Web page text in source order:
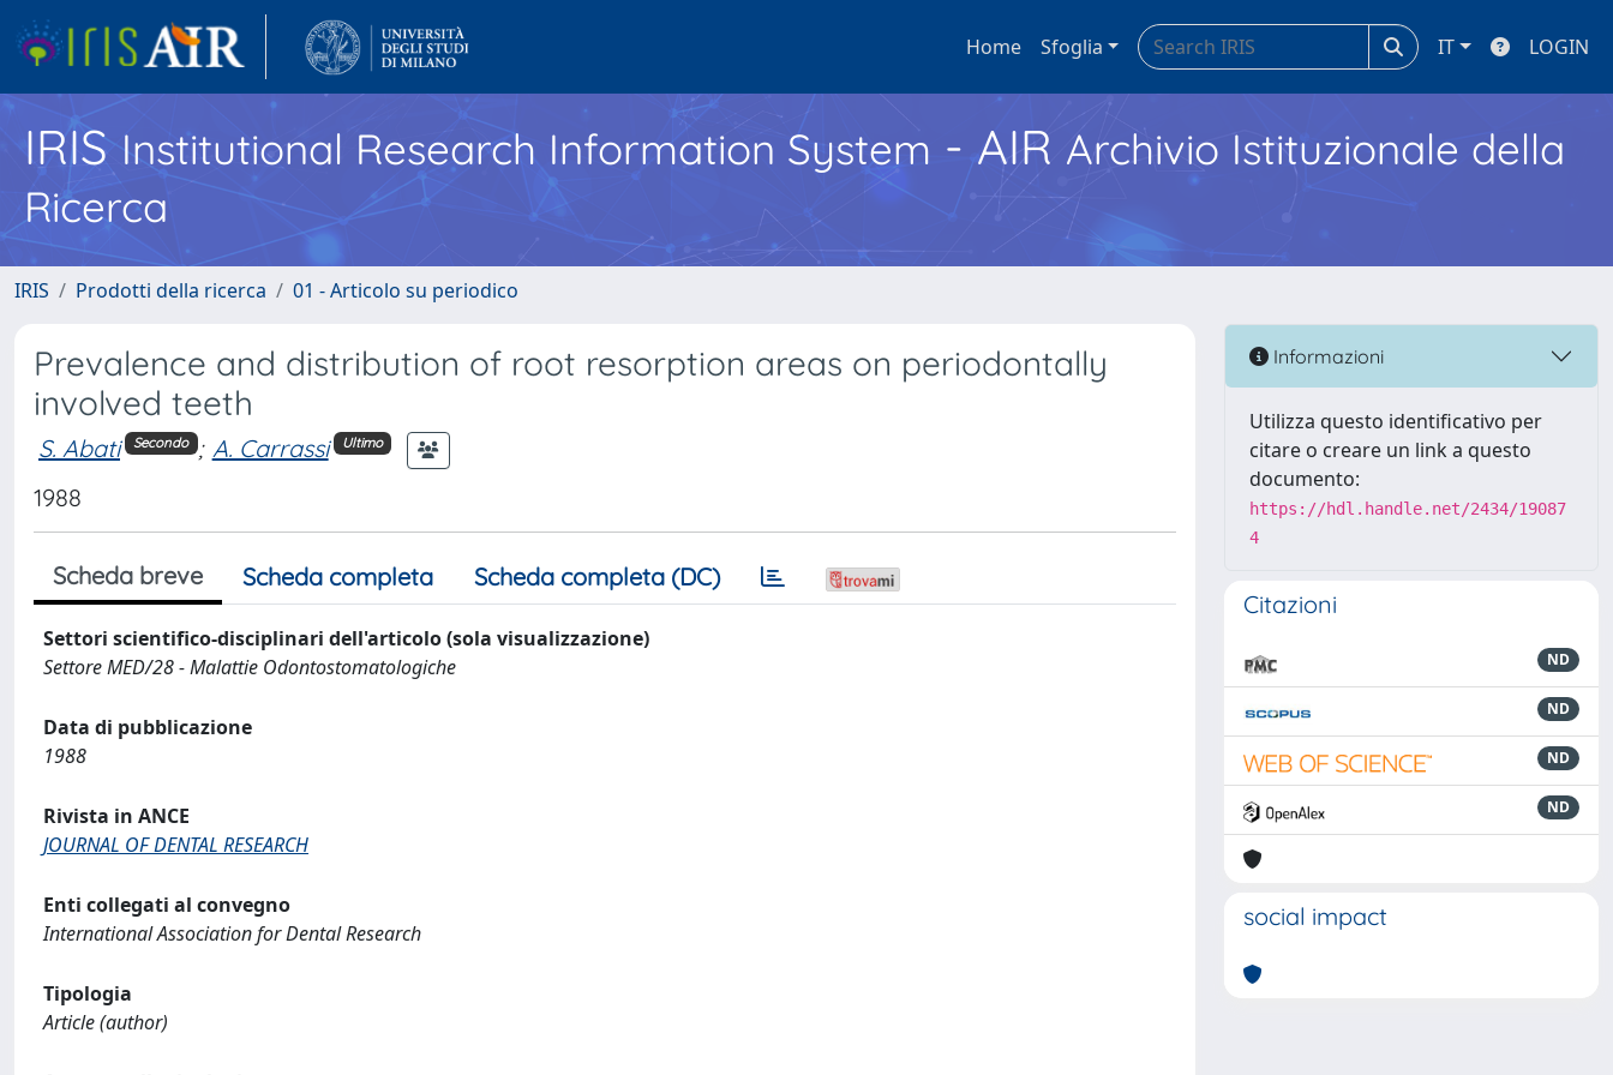
Home Sfoglia IT LOGIN
IRISInstitutional Research Information System - AIR Archivio Istituzionale della
Ricerca
IRIS Prodotti della ricerca 01 - Articolo su periodico
Prevalence and distribution of root resorption areas on periodontally
involved teeth
S. Abati Secondo ; A. Carrassi Ultimo
1988
Scheda breve Scheda completa Scheda completa (DC)
Settori scientifico-disciplinari dell'articolo (sola visualizzazione)
Settore MED/28 - Malattie Odontostomatologiche
Data di pubblicazione
1988
Rivista in ANCE
JOURNAL OF DENTAL RESEARCH
Enti collegati al convegno
International Association for Dental Research
Tipologia
Article (author)
Informazioni
Utilizza questo identificativo per
citare o creare un link a questo
documento:
https://hdl.handle.net/2434/19087
4
Citazioni
ND
ND
ND
ND
social impact